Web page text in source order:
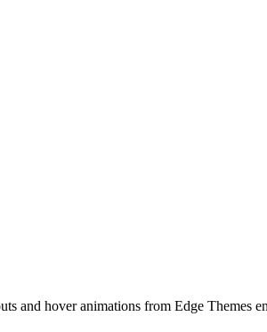
hover animations from Edge Themes